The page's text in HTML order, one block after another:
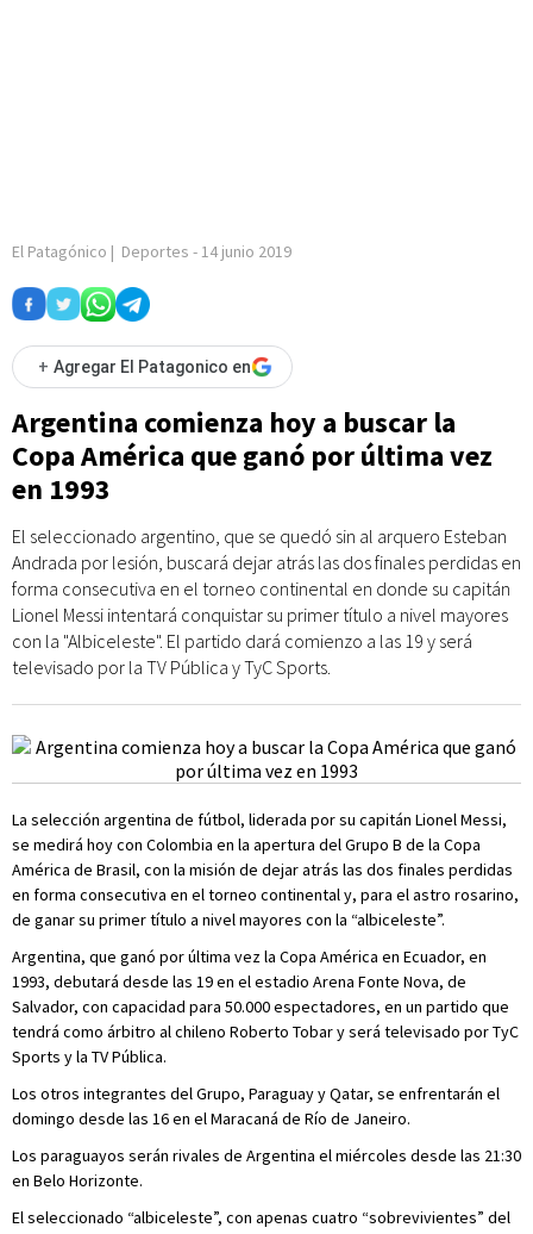
El Patagónico | Deportes - 14 junio 2019
+ Agregar El Patagonico en
Argentina comienza hoy a buscar la
Copa América que ganó por última vez
en 1993
El seleccionado argentino, que se quedó sin al arquero Esteban
Andrada por lesión, buscará dejar atrás las dos finales perdidas en
forma consecutiva en el torneo continental en donde su capitán
Lionel Messi intentará conquistar su primer título a nivel mayores
con la "Albiceleste". El partido dará comienzo a las 19 y será
televisado por la TV Pública y TyC Sports.
La selección argentina de fútbol, liderada por su capitán Lionel Messi,
se medirá hoy con Colombia en la apertura del Grupo B de la Copa
América de Brasil, con la misión de dejar atrás las dos finales perdidas
en forma consecutiva en el torneo continental y, para el astro rosarino,
de ganar su primer título a nivel mayores con la “albiceleste”.
Argentina, que ganó por última vez la Copa América en Ecuador, en
1993, debutará desde las 19 en el estadio Arena Fonte Nova, de
Salvador, con capacidad para 50.000 espectadores, en un partido que
tendrá como árbitro al chileno Roberto Tobar y será televisado por TyC
Sports y la TV Pública.
Los otros integrantes del Grupo, Paraguay y Qatar, se enfrentarán el
domingo desde las 16 en el Maracaná de Río de Janeiro.
Los paraguayos serán rivales de Argentina el miércoles desde las 21:30
en Belo Horizonte.
El seleccionado “albiceleste”, con apenas cuatro “sobrevivientes” del